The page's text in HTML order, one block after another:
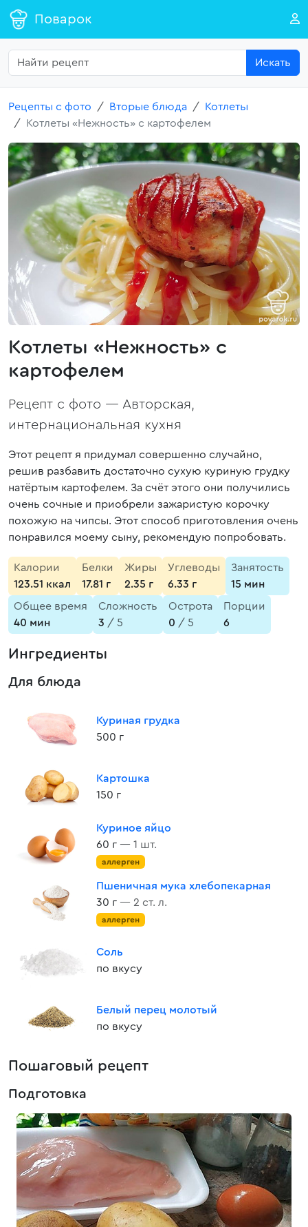
Поварок
Искать
Рецепты с фото Вторые блюда
Котлеты
Котлеты «Нежность» с картофелем
Котлеты «Нежность» с
картофелем
Рецепт с фото — Авторская,
интернациональная кухня
Этот рецепт я придумал совершенно случайно,
решив разбавить достаточно сухую куриную грудку
натёртым картофелем. За счёт этого они получились
очень сочные и приобрели зажаристую корочку
похожую на чипсы. Этот способ приготовления очень
понравился моему сыну, рекомендую попробовать.
Калории
123.51 ккал
Белки
17.81 г
Жиры
2.35 г
Углеводы
6.33 г
Занятость
15 мин
Общее время
40 мин
Сложность
3 / 5
Острота
0 / 5
Порции
6
Ингредиенты
Для блюда
Куриная грудка
500 г
Картошка
150 г
Куриное яйцо
60 г — 1 шт.
аллерген
Пшеничная мука хлебопекарная
30 г — 2 ст. л.
аллерген
Соль
по вкусу
Белый перец молотый
по вкусу
Пошаговый рецепт
Подготовка